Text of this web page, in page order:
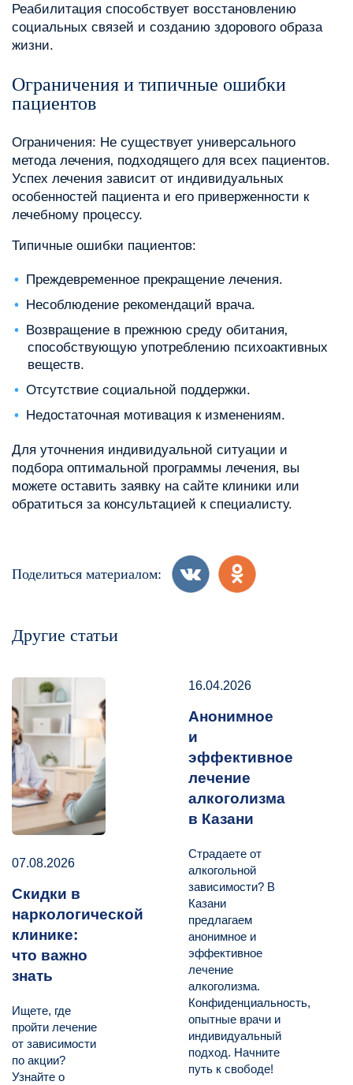
Реабилитация способствует восстановлению
социальных связей и созданию здорового образа
жизни.
Ограничения и типичные ошибки
пациентов
Ограничения: Не существует универсального
метода лечения‚ подходящего для всех пациентов.
Успех лечения зависит от индивидуальных
особенностей пациента и его приверженности к
лечебному процессу.
Типичные ошибки пациентов:
Преждевременное прекращение лечения.
Несоблюдение рекомендаций врача.
Возвращение в прежнюю среду обитания‚
способствующую употреблению психоактивных
веществ.
Отсутствие социальной поддержки.
Недостаточная мотивация к изменениям.
Для уточнения индивидуальной ситуации и
подбора оптимальной программы лечения‚ вы
можете оставить заявку на сайте клиники или
обратиться за консультацией к специалисту.
Поделиться материалом:
Другие статьи
07.08.2026
Скидки в
наркологической
клинике:
что важно
знать
Ищете, где
пройти лечение
от зависимости
по акции?
Узнайте о
16.04.2026
Анонимное
и
эффективное
лечение
алкоголизма
в Казани
Страдаете от
алкогольной
зависимости? В
Казани
предлагаем
анонимное и
эффективное
лечение
алкоголизма.
Конфиденциальность,
опытные врачи и
индивидуальный
подход. Начните
путь к свободе!